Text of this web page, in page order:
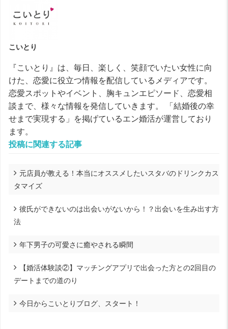
こいとり
『こいとり』は、毎日、楽しく、笑顔でいたい女性に向
けた、恋愛に役立つ情報を配信しているメディアです。
恋愛スポットやイベント、胸キュンエピソード、恋愛相
談まで、様々な情報を発信していきます。 「結婚後の幸
せまで実現する」を掲げているエン婚活が運営しており
ます。
投稿に関連する記事
元店員が教える！本当にオススメしたいスタバのドリンクカス
タマイズ
彼氏ができないのは出会いがないから！？出会いを生み出す方
法
年下男子の可愛さに癒やされる瞬間
【婚活体験談②】マッチングアプリで出会った方との2回目の
デートまでの道のり
今日からこいとりブログ、スタート！